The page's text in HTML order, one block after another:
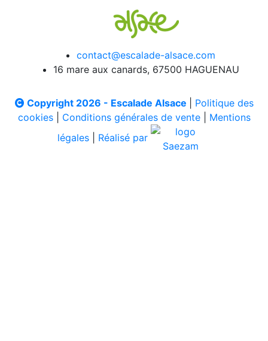
contact@escalade-alsace.com
16 mare aux canards, 67500 HAGUENAU
Copyright 2026 - Escalade Alsace
Politique des
cookies| Conditions générales de vente| Mentions
légales
Réalisé par